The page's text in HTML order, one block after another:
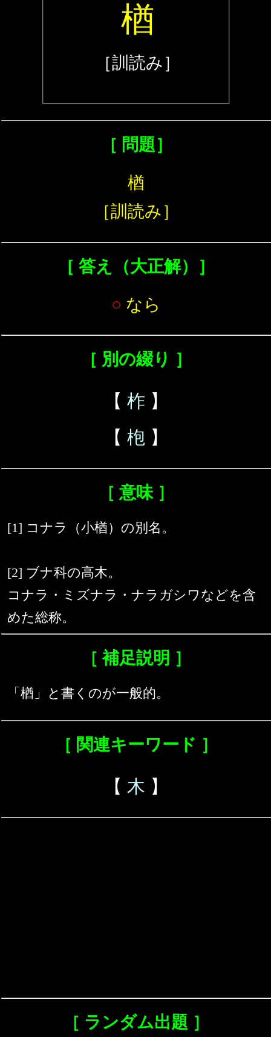
楢
［訓読み］
［ 問題］
楢
［訓読み］
［ 答え（大正解）］
○ なら
［ 別の綴り ］
【 柞 】
【 枹 】
［ 意味 ］
[1] コナラ（小楢）の別名。
[2] ブナ科の高木。
コナラ・ミズナラ・ナラガシワなどを含
めた総称。
［ 補足説明 ］
「楢」と書くのが一般的。
［ 関連キーワード ］
【 木 】
［ ランダム出題 ］